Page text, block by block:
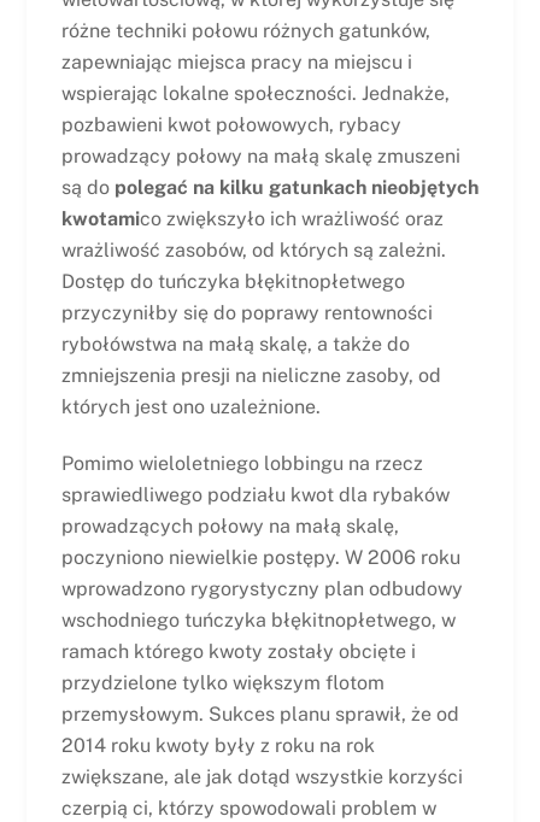
różne techniki połowu różnych gatunków,
zapewniając miejsca pracy na miejscu i
wspierając lokalne społeczności. Jednakże,
pozbawieni kwot połowowych, rybacy
prowadzący połowy na małą skalę zmuszeni
są do polegać na kilku gatunkach nieobjętych
kwotamico zwiększyło ich wrażliwość oraz
wrażliwość zasobów, od których są zależni.
Dostęp do tuńczyka błękitnopłetwego
przyczyniłby się do poprawy rentowności
rybołówstwa na małą skalę, a także do
zmniejszenia presji na nieliczne zasoby, od
których jest ono uzależnione.
Pomimo wieloletniego lobbingu na rzecz
sprawiedliwego podziału kwot dla rybaków
prowadzących połowy na małą skalę,
poczyniono niewielkie postępy. W 2006 roku
wprowadzono rygorystyczny plan odbudowy
wschodniego tuńczyka błękitnopłetwego, w
ramach którego kwoty zostały obcięte i
przydzielone tylko większym flotom
przemysłowym. Sukces planu sprawił, że od
2014 roku kwoty były z roku na rok
zwiększane, ale jak dotąd wszystkie korzyści
czerpią ci, którzy spowodowali problem w